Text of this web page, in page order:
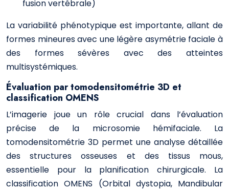
fusion vertébrale)
La variabilité phénotypique est importante, allant de
formes mineures avec une légère asymétrie faciale à
des formes sévères avec des atteintes
multisystémiques.
Évaluation par tomodensitométrie 3D et
classification OMENS
L’imagerie joue un rôle crucial dans l’évaluation
précise de la microsomie hémifaciale. La
tomodensitométrie 3D permet une analyse détaillée
des structures osseuses et des tissus mous,
essentielle pour la planification chirurgicale. La
classification OMENS (Orbital dystopia, Mandibular